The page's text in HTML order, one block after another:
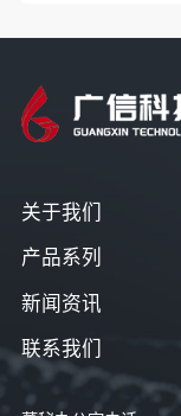
关于我们
产品系列
新闻资讯
联系我们